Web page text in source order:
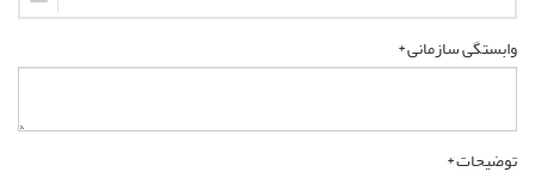
وابستگی سازمانی *
توضیحات *